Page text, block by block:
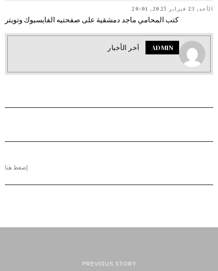
الأحد, 23 فبراير 2025, 20:01
كتب المحامي ماجد دمشقية على صفحتيه الفايسبوك وتويتر
ADMIN اَخر الأخبار
إضغط هنا
PREVIOUS STORY